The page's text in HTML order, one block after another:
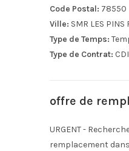
Code Postal: 78550
Ville: SMR LES
Type de Temps:
Type de Contrat: CDI
offre de
URGENT -
remplacement